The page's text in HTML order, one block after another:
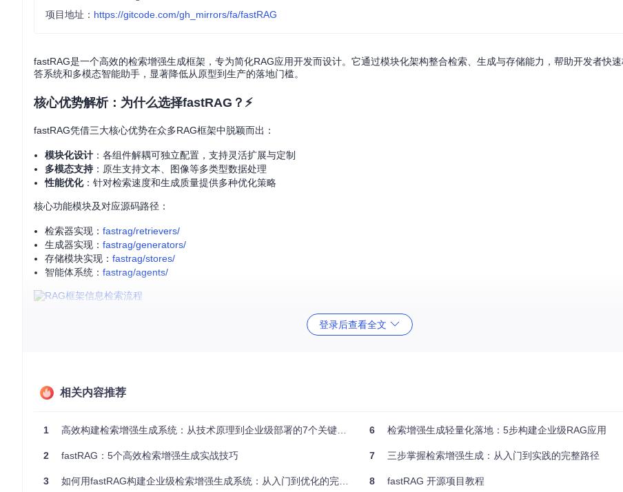
项目地址： https://gitcode.com/gh_mirrors/fa/fastRAG
fastRAG是一个高效的检索增强生成框架，专为简化RAG应用开发而设计。它通过模块化架构整合检索、生成与存储能力，帮助开发者快
答系统和多模态智能助手，显著降低从原型到生产的落地门槛。
核心优势解析：为什么选择fastRAG？⚡
fastRAG凭借三大核心优势在众多RAG框架中脱颖而出：
模块化设计 ：各组件解耦可独立配置，支持灵活扩展与定制
多模态支持 ：原生支持文本、图像等多类型数据处理
性能优化：针对检索速度和生成质量提供多种优化策略
核心功能模块及对应源码路径：
检索器实现： fastrag/retrievers/
生成器实现： fastrag/generators/
存储模块实现： fastrag/stores/
智能体系统： fastrag/agents/
Python 3.8+
CUDA GPU（可选，用于加速）
快速安装步骤
git clone
登录后查看全文
相关内容推荐
1 高效构建检索增强生成系统：从技术原理到企业级部署的7个关键步骤
2 fastRAG：5个高效检索增强生成实战技巧
3 如何用fastRAG构建企业级检索增强生成系统：从入门到优化的完整指南
6 检索增强生成轻量化落地：5步构建企业级RAG应用
7 三步掌握检索增强生成：从入门到实践的完整路径
8 fastRAG 开源项目教程